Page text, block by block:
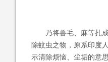
乃将兽毛、麻等扎成
除蚊虫之物，原系印度
示清除烦恼、尘垢的意思